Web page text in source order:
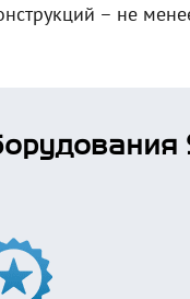
– не